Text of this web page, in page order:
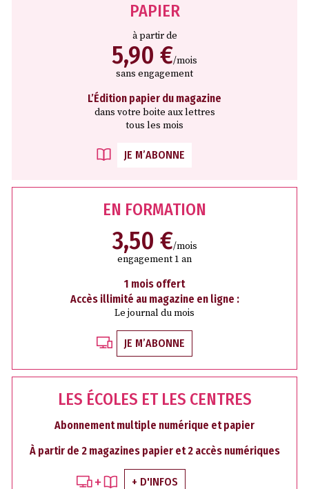
PAPIER
à partir de
5,90 €/mois
sans engagement
L’Édition papier du magazine
dans votre boite aux lettres
tous les mois
JE M’ABONNE
EN FORMATION
3,50 €/mois
engagement 1 an
1 mois offert
Accès illimité au magazine en ligne :
Le journal du mois
JE M’ABONNE
LES ÉCOLES ET LES CENTRES
Abonnement multiple numérique et papier
À partir de 2 magazines papier et 2 accès numériques
+ D'INFOS